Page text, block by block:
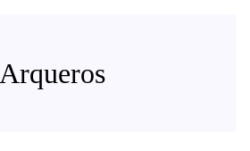
Arqueros